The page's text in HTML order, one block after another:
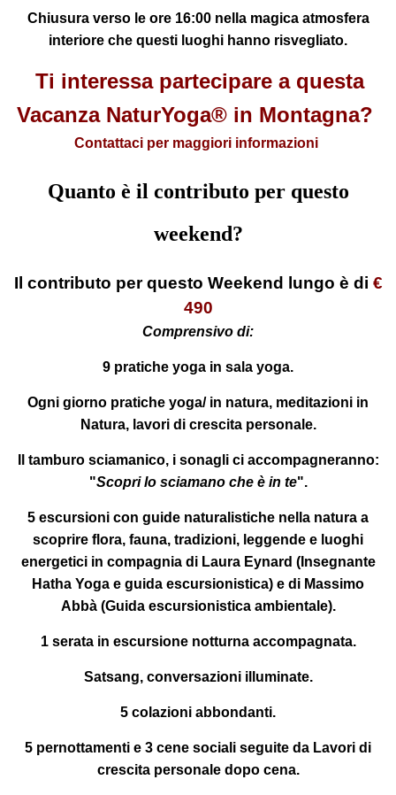
Chiusura verso le ore 16:00nella magica atmosfera
interiore che questi luoghi hanno risvegliato.
Ti interessa partecipare a questa
Vacanza NaturYoga® in Montagna?
Contattaci per maggiori informazioni
Quanto è il contributo per questo
weekend?
Il contributo per questo Weekend lungo è di €
490
Comprensivo di:
9 pratiche yoga in sala yoga.
Ogni giorno pratiche yoga/ in natura, meditazioni in
Natura, lavori di crescita personale.
Il tamburo sciamanico, i sonagli ci accompagneranno:
"Scopri lo sciamano che è in te".
5 escursioni con guide naturalistiche nella natura a
scoprire flora, fauna, tradizioni, leggende e luoghi
energetici in compagnia di Laura Eynard (Insegnante
Hatha Yoga e guida escursionistica) e di Massimo
Abbà(Guida escursionistica ambientale).
1 serata in escursione notturna accompagnata.
Satsang, conversazioni illuminate.
5 colazioni abbondanti.
5 pernottamenti e 3 cene sociali seguite da Lavori di
crescita personale dopo cena.